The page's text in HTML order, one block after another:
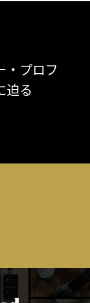
・プロフ
迫る